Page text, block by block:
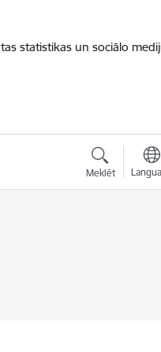
statistikas un sociālo
Meklēt